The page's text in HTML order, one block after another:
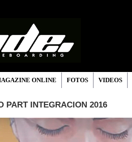
ONLINE FOTOS VIDEOS
PART INTEGRACION 2016